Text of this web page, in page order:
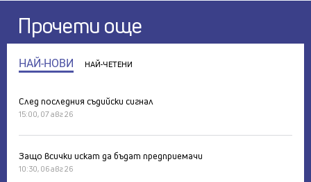
Прочети още
НАЙ-НОВИ НАЙ-ЧЕТЕНИ
След последния съдийски сигнал
15:00, 07 авг 26
Защо всички искат да бъдат предприемачи
10:30, 06 авг 26